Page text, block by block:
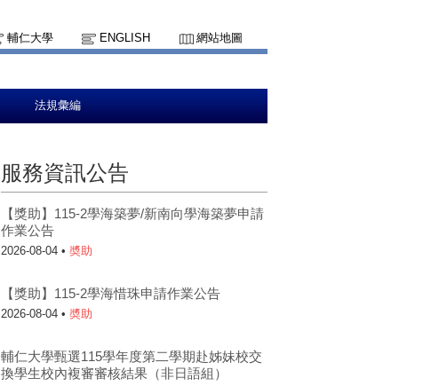
輔仁大學 ENGLISH 網站地圖
法規彙編
服務資訊公告
【獎助】115-2學海築夢/新南向學海築夢申請
作業公告
2026-08-04 • 奬助
【獎助】115-2學海惜珠申請作業公告
2026-08-04 • 奬助
輔仁大學甄選115學年度第二學期赴姊妹校交
換學生校內複審審核結果（非日語組）